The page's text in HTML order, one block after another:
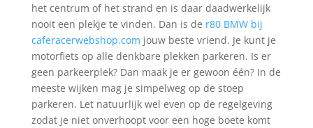
het centrum of het strand en is daar daadwerkelijk
nooit een plekje te vinden. Dan is de r80 BMW bij
caferacerwebshop.com jouw beste vriend. Je kunt je
motorfiets op alle denkbare plekken parkeren. Is er
geen parkeerplek? Dan maak je er gewoon één? In de
meeste wijken mag je simpelweg op de stoep
parkeren. Let natuurlijk wel even op de regelgeving
zodat je niet onverhoopt voor een hoge boete komt